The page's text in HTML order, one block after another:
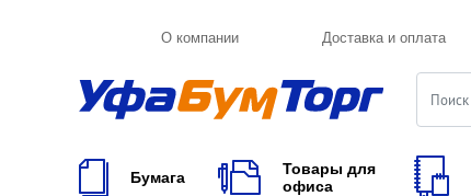
О компании Доставка и оплата
Бумага
Товары для
офиса